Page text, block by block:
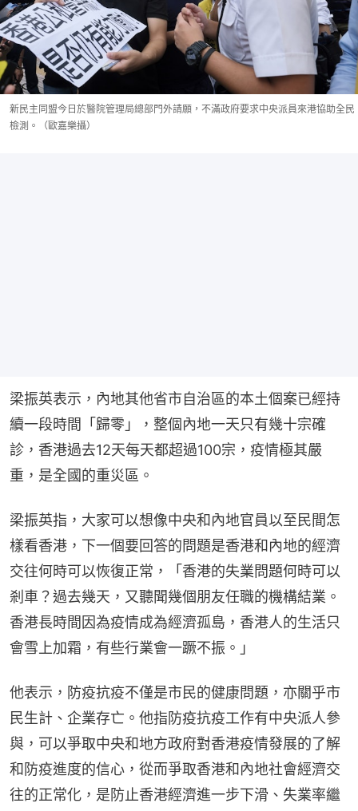
新民主同盟今日於醫院管理局總部門外請願，不滿政府要求中央派員來港協助全民
檢測。（歐嘉樂攝）
梁振英表示，內地其他省市自治區的本土個案已經持
續一段時間「歸零」，整個內地一天只有幾十宗確
診，香港過去12天每天都超過100宗，疫情極其嚴
重，是全國的重災區。
梁振英指，大家可以想像中央和內地官員以至民間怎
樣看香港，下一個要回答的問題是香港和內地的經濟
交往何時可以恢復正常，「香港的失業問題何時可以
剎車？過去幾天，又聽聞幾個朋友任職的機構結業。
香港長時間因為疫情成為經濟孤島，香港人的生活只
會雪上加霜，有些行業會一蹶不振。」
他表示，防疫抗疫不僅是市民的健康問題，亦關乎市
民生計、企業存亡。他指防疫抗疫工作有中央派人參
與，可以爭取中央和地方政府對香港疫情發展的了解
和防疫進度的信心，從而爭取香港和內地社會經濟交
往的正常化，是防止香港經濟進一步下滑、失業率繼